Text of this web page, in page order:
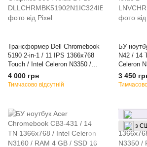
Трансформер Dell Chromebook
5190 2-in-1 / 11 IPS 1366x768
Touch / Intel Celeron N3350 /
RAM 4 GB / SSD 32 GB / Intel
HD Graphics 500 / Клас B / БУ
4 000 грн
Тимчасово відсутній
БУ
N42 / 14
Celeron
SSD 16
400 /
3 450
з